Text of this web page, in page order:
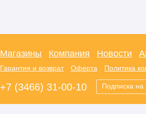
Магазины Компания Новости
Гарантия и возврат Оферта Политика
+7 (3466) 31-00-10 Подписка на